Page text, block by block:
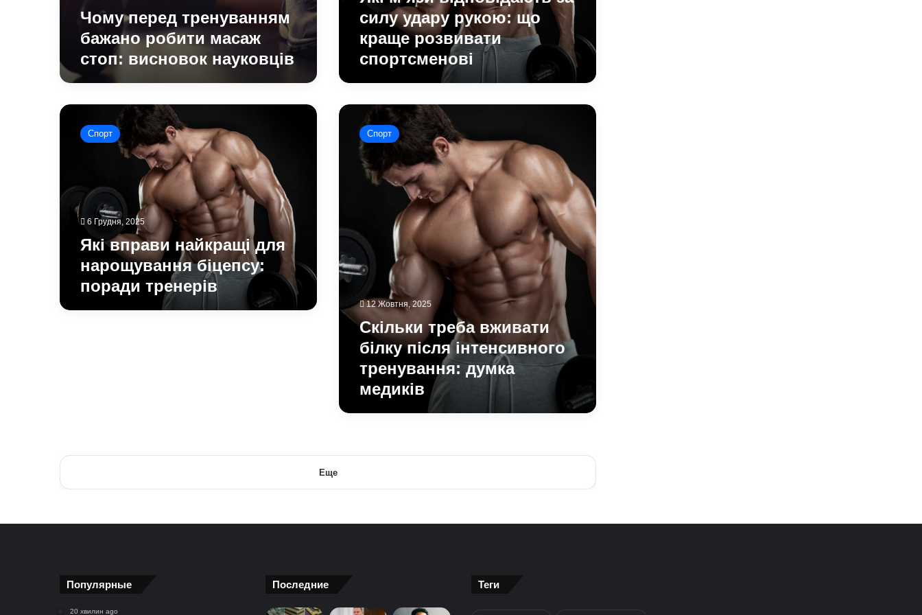
Чому перед тренуванням
бажано робити масаж
стоп: висновок науковців
розвивати
спортсменові
силу удару рукою: що
краще розвивати
спортсменові
Які
вправи
найкращі
поради
тренерів
Спорт
6 Грудня, 2025
Які вправи найкращі для
нарощування біцепсу:
поради тренерів
Скільки
треба
вживати
інтенсивного
медиків
Спорт
12 Жовтня, 2025
Скільки треба вживати
білку після інтенсивного
тренування: думка
медиків
Еще
Популярные
20 хвилин ago
Последние Теги